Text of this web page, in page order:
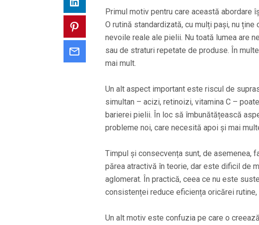
Pinterest
Primul motiv pentru care această abordare
O rutină standardizată, cu mulți pași, nu
nevoile reale ale pielii. Nu toată lumea are
sau de straturi repetate de produse. În
mai mult.
Un alt aspect important este riscul de
simultan – acizi, retinoizi, vitamina C –
barierei pielii. În loc să îmbunătățească
probleme noi, care necesită apoi și mai
Timpul și consecvența sunt, de asemenea,
părea atractivă în teorie, dar este dificil de
aglomerat. În practică, ceea ce nu este
consistenței reduce eficiența oricărei
Un alt motiv este confuzia pe care o